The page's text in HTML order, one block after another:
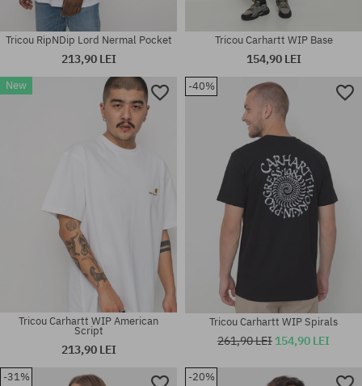
Mărimi existente:
Tricou RipNDip Lord Nermal Pocket
213,90 LEI
Tricou Carhartt WIP Base
154,90 LEI
New
Tricou Carhartt WIP American
Script
213,90 LEI
-40%
Tricou Carhartt WIP Spirals
261,90 LEI 154,90 LEI
-31% -20%